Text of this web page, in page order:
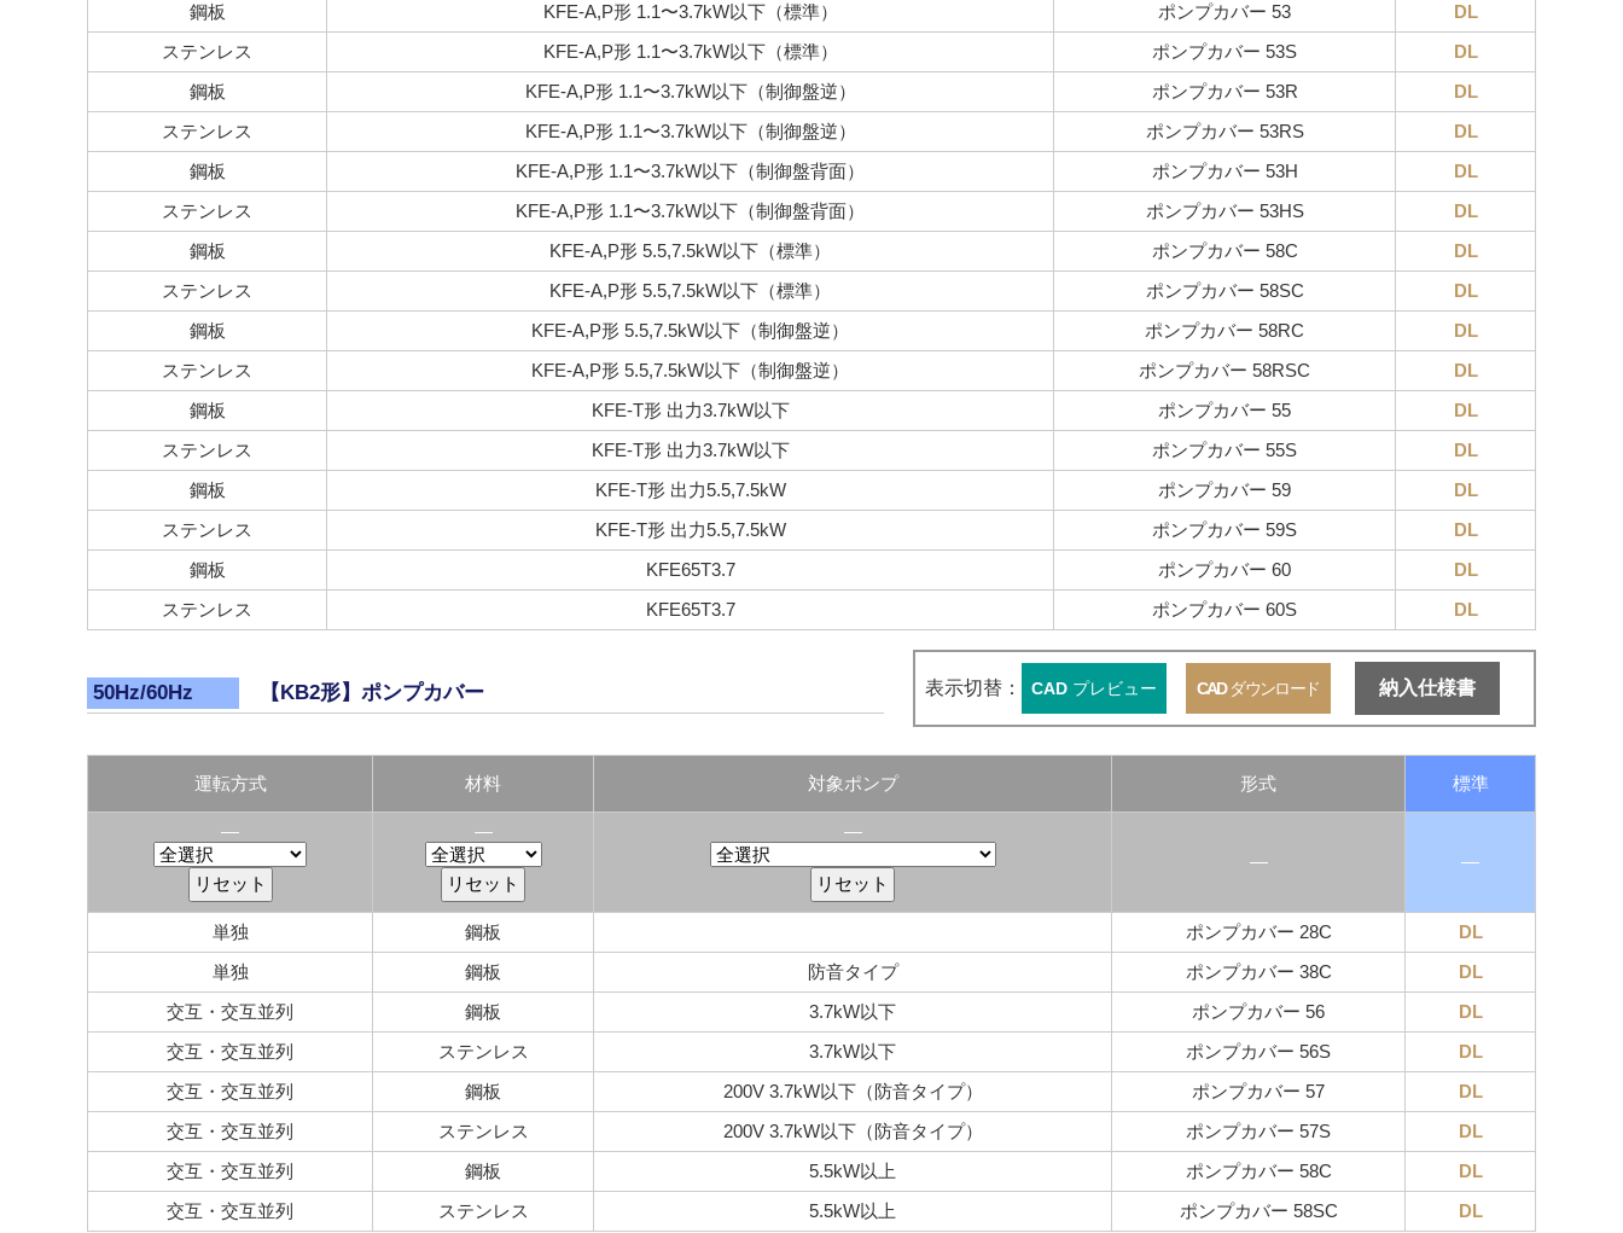
鋼板
KFE-A,P形 1.1〜3.7kW以下（標準） ポンプカバー 53
DL
ステンレス
KFE-A,P形 1.1〜3.7kW以下（標準） ポンプカバー 53S
DL
鋼板
KFE-A,P形 1.1〜3.7kW以下（制御盤逆） ポンプカバー 53R
DL
ステンレス
KFE-A,P形 1.1〜3.7kW以下（制御盤逆） ポンプカバー 53RS
DL
鋼板
KFE-A,P形 1.1〜3.7kW以下（制御盤背面） ポンプカバー 53H
DL
ステンレス
KFE-A,P形 1.1〜3.7kW以下（制御盤背面） ポンプカバー 53HS
DL
鋼板
KFE-A,P形 5.5,7.5kW以下（標準） ポンプカバー 58C
DL
ステンレス
KFE-A,P形 5.5,7.5kW以下（標準） ポンプカバー 58SC
DL
鋼板
KFE-A,P形 5.5,7.5kW以下（制御盤逆） ポンプカバー 58RC
DL
ステンレス
KFE-A,P形 5.5,7.5kW以下（制御盤逆） ポンプカバー 58RSC
DL
鋼板
KFE-T形 出力3.7kW以下 ポンプカバー 55
DL
ステンレス
KFE-T形 出力3.7kW以下 ポンプカバー 55S
DL
鋼板
KFE-T形 出力5.5,7.5kW ポンプカバー 59
DL
ステンレス
KFE-T形 出力5.5,7.5kW ポンプカバー 59S
DL
鋼板
KFE65T3.7 ポンプカバー 60
DL
ステンレス
KFE65T3.7 ポンプカバー 60S DL
50Hz/60Hz 【KB2形】ポンプカバー 表示切替： CADプレビュー CADダウンロード 納入仕様書
運転方式 材料 対象ポンプ 形式 標準
― ―
―
―
―
単独 鋼板 ポンプカバー 28C
DL
単独
鋼板 防音タイプ ポンプカバー 38C
DL
交互・交互並列
鋼板 3.7kW以下 ポンプカバー 56
DL
交互・交互並列
ステンレス 3.7kW以下 ポンプカバー 56S
DL
交互・交互並列
鋼板 200V 3.7kW以下（防音タイプ） ポンプカバー 57
DL
交互・交互並列
ステンレス 200V 3.7kW以下（防音タイプ） ポンプカバー 57S
DL
交互・交互並列
鋼板 5.5kW以上 ポンプカバー 58C
DL
交互・交互並列
ステンレス 5.5kW以上 ポンプカバー 58SC DL